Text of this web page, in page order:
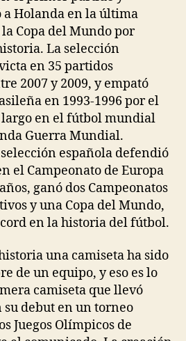
Holanda en la última
Copa del Mundo por
La selección
en 35 partidos
2007 y 2009, y empató
en 1993-1996 por el
en el fútbol mundial
Guerra Mundial.
española defendió
el Campeonato de Europa
ganó dos Campeonatos
y una Copa del Mundo,
en la historia del fútbol.
una camiseta ha sido
de un equipo, y eso es lo
camiseta que llevó
su debut en un torneo
Juegos Olímpicos de